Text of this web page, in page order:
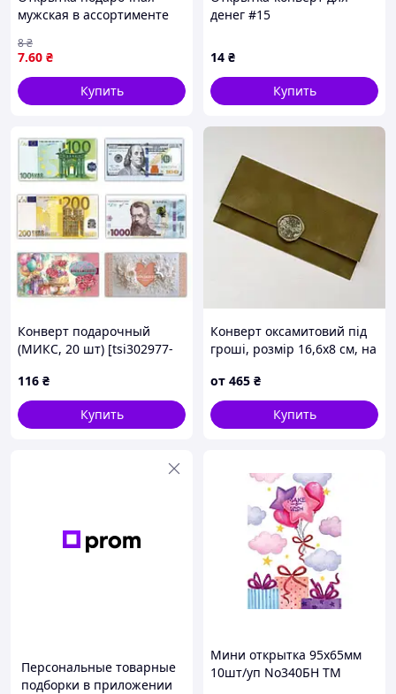
мужская в ассортименте
7.60 ₴
8₴
Купить
денег #15
14 ₴
Купить
Конверт подарочный
(МИКС, 20 шт) [tsi302977-
116 ₴
Купить
Конверт оксамитовий під
гроші, розмір 16,6х8 см, на
декором.
от 465 ₴
Купить
Персональные товарные
подборки в приложении
Мини открытка 95х65мм
10шт/уп No340БН ТМ